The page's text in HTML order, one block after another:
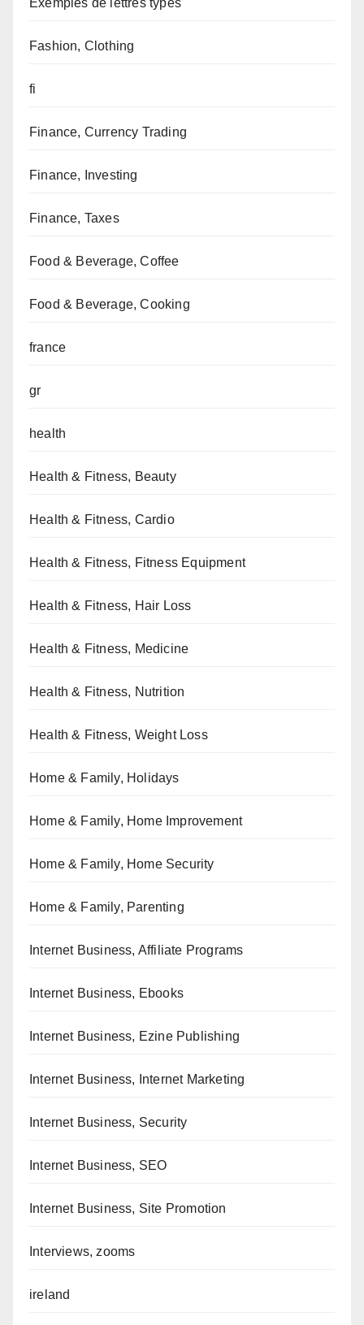
Exemples de lettres types
Fashion, Clothing
fi
Finance, Currency Trading
Finance, Investing
Finance, Taxes
Food & Beverage, Coffee
Food & Beverage, Cooking
france
gr
health
Health & Fitness, Beauty
Health & Fitness, Cardio
Health & Fitness, Fitness Equipment
Health & Fitness, Hair Loss
Health & Fitness, Medicine
Health & Fitness, Nutrition
Health & Fitness, Weight Loss
Home & Family, Holidays
Home & Family, Home Improvement
Home & Family, Home Security
Home & Family, Parenting
Internet Business, Affiliate Programs
Internet Business, Ebooks
Internet Business, Ezine Publishing
Internet Business, Internet Marketing
Internet Business, Security
Internet Business, SEO
Internet Business, Site Promotion
Interviews, zooms
ireland